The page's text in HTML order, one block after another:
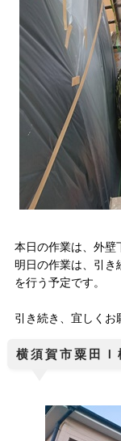
本日の作業は、外壁
明日の作業は、引き
を行う予定です。
引き続き、宜しくお
横須賀市粟田